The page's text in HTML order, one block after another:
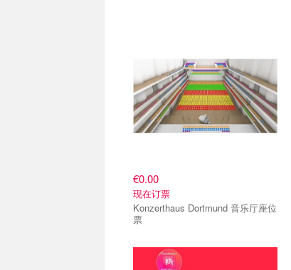
€0.00
现在订票
Konzerthaus Dortmund 音乐厅座位
票
关注我们